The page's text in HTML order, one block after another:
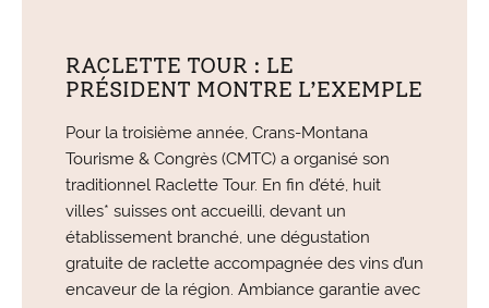
RACLETTE TOUR : LE
PRÉSIDENT MONTRE L’EXEMPLE
Pour la troisième année, Crans-Montana
Tourisme & Congrès (CMTC) a organisé son
traditionnel Raclette Tour. En fin d’été, huit
villes* suisses ont accueilli, devant un
établissement branché, une dégustation
gratuite de raclette accompagnée des vins d’un
encaveur de la région. Ambiance garantie avec